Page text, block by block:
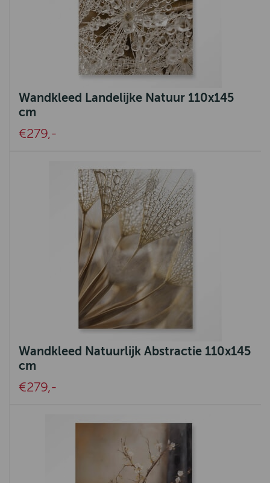
Wandkleed Landelijke Natuur 110x145
cm
€279,-
Wandkleed Natuurlijk Abstractie 110x145
cm
€279,-